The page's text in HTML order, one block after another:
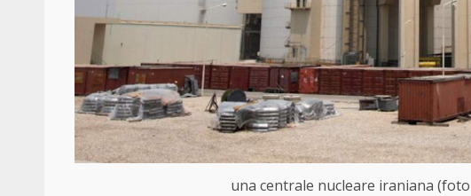
una centrale nucleare iraniana